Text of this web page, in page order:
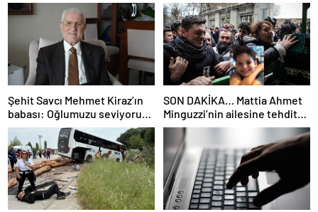
Şehit Savcı Mehmet Kiraz’ın
babası: Oğlumuzu seviyoruz
ama devletimizi oğlumuzdan
da çok seviyoruz
SON DAKİKA… Mattia Ahmet
Minguzzi’nin ailesine tehdit
davasında yeni gelişme: İşte
5 şüpheli hakkında istenen
ceza!